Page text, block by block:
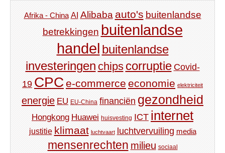
Afrika - China AI Alibaba auto's buitenlandse
betrekkingen buitenlandse
handel buitenlandse
investeringen chips corruptie Covid-
19 CPC e-commerce economie elektriciteit
energie EU EU-China financiën gezondheid
Hongkong Huawei huisvesting ICT internet
justitie klimaat luchtvaart luchtvervuiling media
mensenrechten milieu sociaal